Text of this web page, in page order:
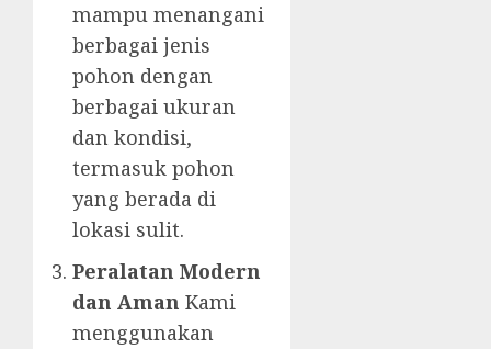
mampu menangani
berbagai jenis
pohon dengan
berbagai ukuran
dan kondisi,
termasuk pohon
yang berada di
lokasi sulit.
Peralatan Modern
dan Aman Kami
menggunakan